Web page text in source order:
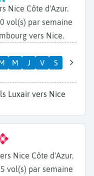
Nice Côte d'Azur.
vol(s) par semaine
vers Nice.
M J V S
Luxair vers Nice
Nice Côte d'Azur.
vol(s) par semaine